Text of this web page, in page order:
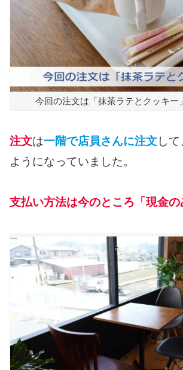
今回の注文は「抹茶ラテとクッキー
注文は一階で店員さんに注文し
ようになっていました。
支払い方法は今のところ「現金の